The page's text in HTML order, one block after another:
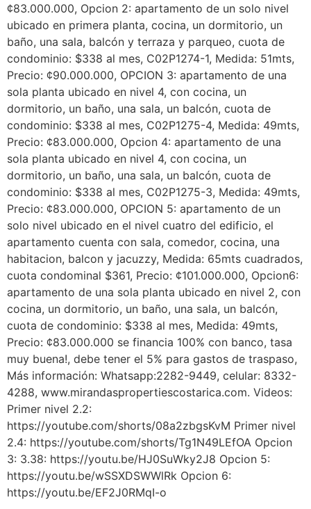
¢83.000.000, Opcion 2: apartamento de un solo nivel
ubicado en primera planta, cocina, un dormitorio, un
baño, una sala, balcón y terraza y parqueo, cuota de
condominio: $338 al mes, C02P1274-1, Medida: 51mts,
Precio: ¢90.000.000, OPCION 3: apartamento de una
sola planta ubicado en nivel 4, con cocina, un
dormitorio, un baño, una sala, un balcón, cuota de
condominio: $338 al mes, C02P1275-4, Medida: 49mts,
Precio: ¢83.000.000, Opcion 4: apartamento de una
sola planta ubicado en nivel 4, con cocina, un
dormitorio, un baño, una sala, un balcón, cuota de
condominio: $338 al mes, C02P1275-3, Medida: 49mts,
Precio: ¢83.000.000, OPCION 5: apartamento de un
solo nivel ubicado en el nivel cuatro del edificio, el
apartamento cuenta con sala, comedor, cocina, una
habitacion, balcon y jacuzzy, Medida: 65mts cuadrados,
cuota condominal $361, Precio: ¢101.000.000, Opcion6:
apartamento de una sola planta ubicado en nivel 2, con
cocina, un dormitorio, un baño, una sala, un balcón,
cuota de condominio: $338 al mes, Medida: 49mts,
Precio: ¢83.000.000 se financia 100% con banco, tasa
muy buena!, debe tener el 5% para gastos de traspaso,
Más información: Whatsapp:2282-9449, celular: 8332-
4288, www.mirandaspropertiescostarica.com. Videos:
Primer nivel 2.2:
https://youtube.com/shorts/08a2zbgsKvM Primer nivel
2.4: https://youtube.com/shorts/Tg1N49LEfOA Opcion
3: 3.38: https://youtu.be/HJ0SuWky2J8 Opcion 5:
https://youtu.be/wSSXDSWWlRk Opcion 6:
https://youtu.be/EF2J0RMqI-o